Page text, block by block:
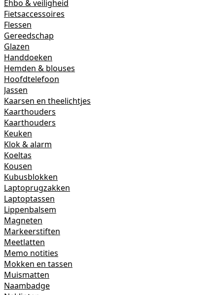
Ehbo & veiligheid
Fietsaccessoires
Flessen
Gereedschap
Glazen
Handdoeken
Hemden & blouses
Hoofdtelefoon
Jassen
Kaarsen en theelichtjes
Kaarthouders
Kaarthouders
Keuken
Klok & alarm
Koeltas
Kousen
Kubusblokken
Laptoprugzakken
Laptoptassen
Lippenbalsem
Magneten
Markeerstiften
Meetlatten
Memo notities
Mokken en tassen
Muismatten
Naambadge